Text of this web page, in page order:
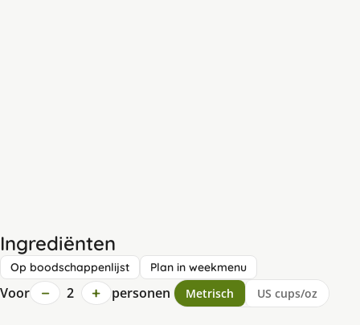
Ingrediënten
Op boodschappenlijst Plan in weekmenu
Voor − 2 + personen Metrisch US cups/oz